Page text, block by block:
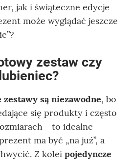
jak i świąteczne edycje
może wyglądać jeszcze
zestaw czy
są niezawodne, bo
się produkty i często
- to idealne
ma być „na już”, a
Z kolei pojedyncze